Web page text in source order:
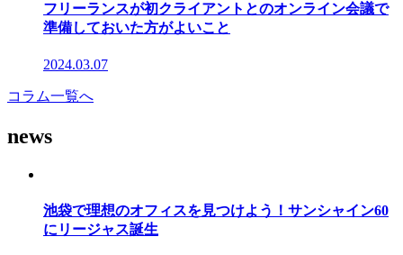
フリーランスが初クライアントとのオンライン会議で
準備しておいた方がよいこと
2024.03.07
コラム一覧へ
news
池袋で理想のオフィスを見つけよう！サンシャイン60
にリージャス誕生